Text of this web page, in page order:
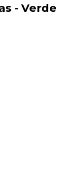
- Verde